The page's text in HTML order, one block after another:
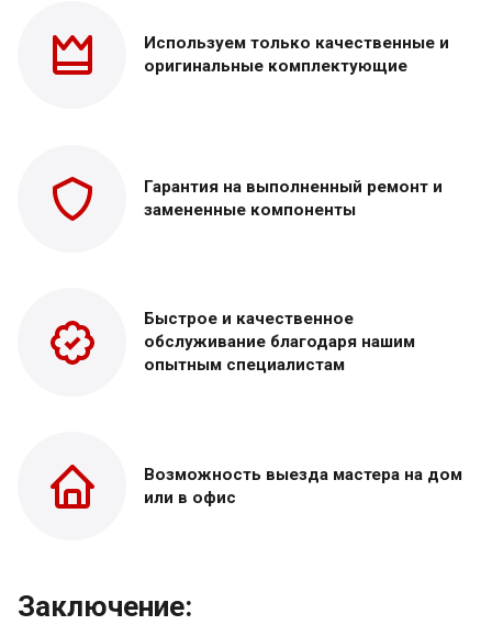
Используем только качественные и
оригинальные комплектующие
Гарантия на выполненный ремонт и
замененные компоненты
Быстрое и качественное
обслуживание благодаря нашим
опытным специалистам
Возможность выезда мастера на дом
или в офис
Заключение: